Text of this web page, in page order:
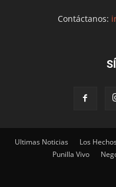
Contáctanos:
Ultimas Noticias Los
Punilla Vivo